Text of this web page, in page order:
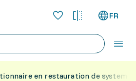
FR
en restauration de systeme